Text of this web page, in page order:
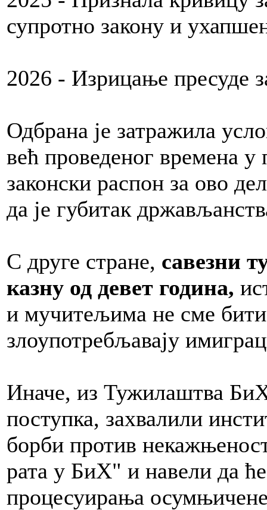
супротно закону и
2026 - Изрицање пресуде
Одбрана је затражила
већ проведеног времена у
законски распон за ово
да је губитак
С друге стране, савезни
казну од девет година,
и мучитељима не сме
злоупотребљавају
Иначе, из Тужилаштва
поступка, захвалили
борби против
рата у БиХ" и навели да
процесуирања